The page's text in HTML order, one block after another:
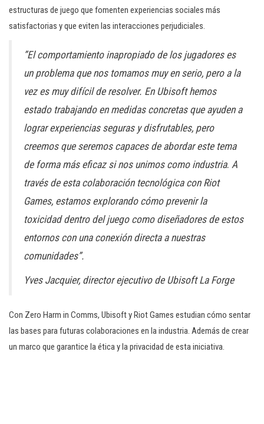
estructuras de juego que fomenten experiencias sociales más
satisfactorias y que eviten las interacciones perjudiciales.
”El comportamiento inapropiado de los jugadores es
un problema que nos tomamos muy en serio, pero a la
vez es muy difícil de resolver. En Ubisoft hemos
estado trabajando en medidas concretas que ayuden a
lograr experiencias seguras y disfrutables, pero
creemos que seremos capaces de abordar este tema
de forma más eficaz si nos unimos como industria. A
través de esta colaboración tecnológica con Riot
Games, estamos explorando cómo prevenir la
toxicidad dentro del juego como diseñadores de estos
entornos con una conexión directa a nuestras
comunidades”.
Yves Jacquier, director ejecutivo de Ubisoft La Forge
Con Zero Harm in Comms, Ubisoft y Riot Games estudian cómo sentar
las bases para futuras colaboraciones en la industria. Además de crear
un marco que garantice la ética y la privacidad de esta iniciativa.